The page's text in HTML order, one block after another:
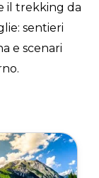
il trekking da
sentieri
e scenari